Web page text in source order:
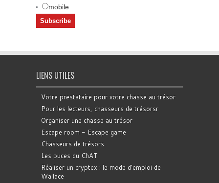
mobile
LIENS UTILES
Votre prestataire pour votre chasse au trésor
Pour les lecteurs, chasseurs de trésorsr
Organiser une chasse au trésor
Escape room - Escape game
Chasseurs de trésors
Les puces du ChAT
Réaliser un cryptex : le mode d'emploi de
Wallace